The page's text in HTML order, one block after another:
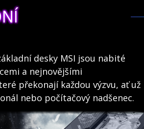
desky MSI jsou nabité
a nejnovějšími
překonají každou výzvu, ať už
nebo počítačový nadšenec.